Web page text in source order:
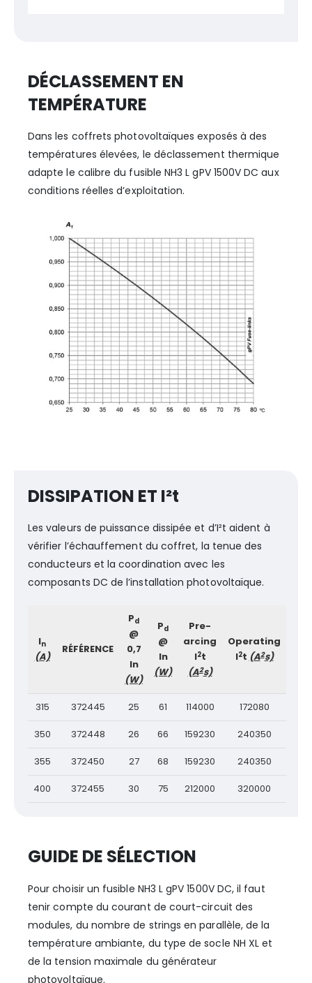
DÉCLASSEMENT EN
TEMPÉRATURE
Dans les coffrets photovoltaïques exposés à des
températures élevées, le déclassement thermique
adapte le calibre du fusible NH3 L gPV 1500V DC aux
conditions réelles d’exploitation.
DISSIPATION ET I²t
Les valeurs de puissance dissipée et d’I²t aident à
vérifier l’échauffement du coffret, la tenue des
conducteurs et la coordination avec les
composants DC de l’installation photovoltaïque.
In
(A)
RÉFÉRENCE
Pd
@
0,7
In
(W)
Pd
@
In
(W)
Pre-
arcing
I2t
(A2s)
Operating
I2t (A2s)
315 372445 25 61 114000 172080
350 372448 26 66 159230 240350
355 372450 27 68 159230 240350
400 372455 30 75 212000 320000
GUIDE DE SÉLECTION
Pour choisir un fusible NH3 L gPV 1500V DC, il faut
tenir compte du courant de court-circuit des
modules, du nombre de strings en parallèle, de la
température ambiante, du type de socle NH XL et
de la tension maximale du générateur
photovoltaïque.